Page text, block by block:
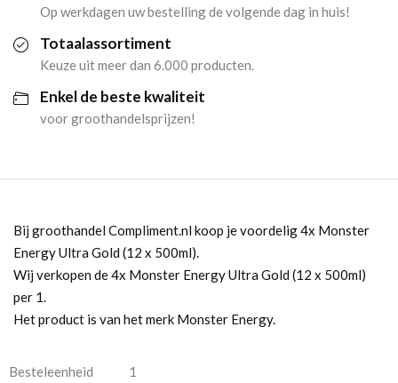
500ml)
aantal
Op werkdagen uw bestelling de volgende dag in huis!
Totaalassortiment
Keuze uit meer dan 6.000 producten.
Enkel de beste kwaliteit
voor groothandelsprijzen!
Bij groothandel Compliment.nl koop je voordelig 4x Monster
Energy Ultra Gold (12 x 500ml).
Wij verkopen de 4x Monster Energy Ultra Gold (12 x 500ml)
per 1.
Het product is van het merk Monster Energy.
Besteleenheid
1